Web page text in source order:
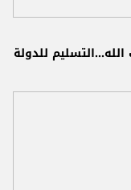
للدولة